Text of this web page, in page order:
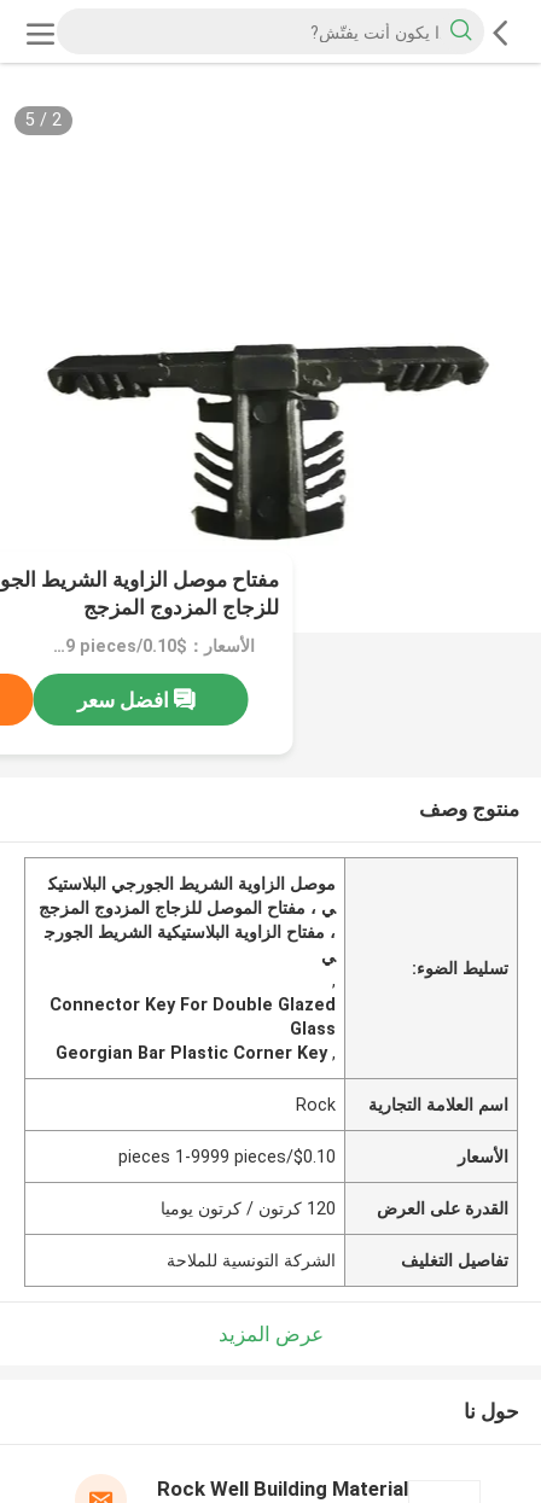
2
/
5
مفتاح موصل الزاوية الشريط
للزجاج المزدوج المزجج
الأسعار：$0.10/pieces 1-9999 pieces
افضل سعر
منتوج وصف
تسليط الضوء:
موصل الزاوية الشريط الجورجي البلاستيك
ي ، مفتاح الموصل للزجاج المزدوج المزجج
، مفتاح الزاوية البلاستيكية الشريط الجورج
ي
,
Connector Key For Double Glazed
Glass
,
Georgian Bar Plastic Corner Key
اسم العلامة التجارية Rock
الأسعار $0.10/pieces 1-9999 pieces
القدرة على العرض 120 كرتون / كرتون يوميا
تفاصيل التغليف الشركة التونسية للملاحة
عرض المزيد
حول نا
Rock Well Building Material